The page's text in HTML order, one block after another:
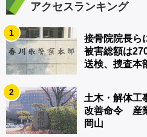
アクセスランキング
1
接骨院院長ら
被害総額は
送検、捜査本
2
土木・解体工
改善命令 産
岡山